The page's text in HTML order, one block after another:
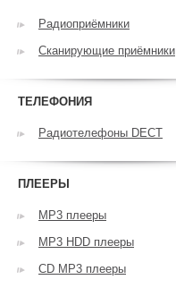
Радиоприёмники
Сканирующие приёмники
ТЕЛЕФОНИЯ
Радиотелефоны DECT
ПЛЕЕРЫ
MP3 плееры
MP3 HDD плееры
CD MP3 плееры